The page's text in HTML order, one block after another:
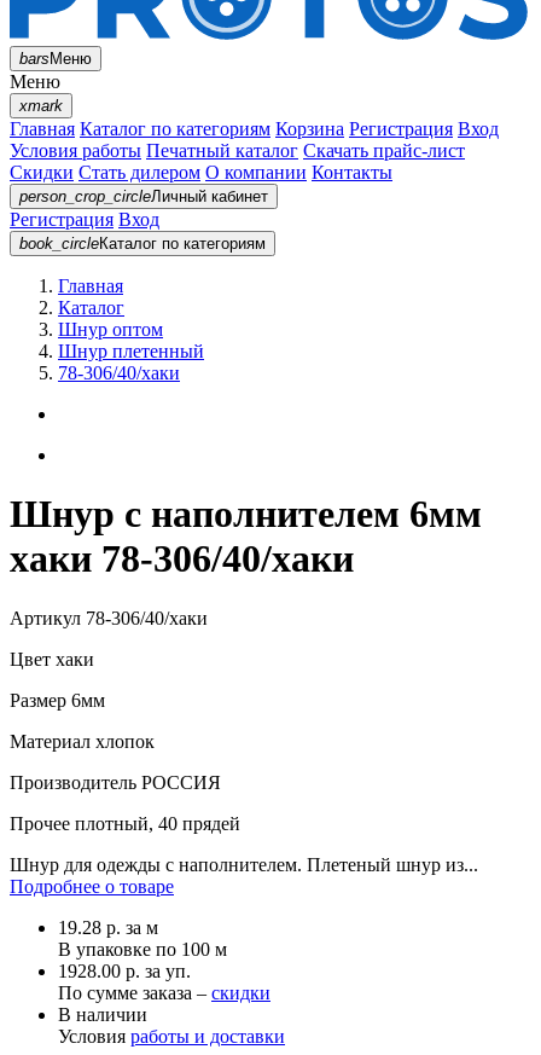
barsМеню
Меню
xmark
Главная Каталог по категориям Корзина Регистрация Вход
Условия работы Печатный каталог Скачать прайс-лист
Скидки Стать дилером О компании Контакты
person_crop_circleЛичный кабинет
Регистрация Вход
book_circleКаталог по категориям
Главная
Каталог
Шнур оптом
Шнур плетенный
78-306/40/хаки
Шнур с наполнителем 6мм
хаки 78-306/40/хаки
Артикул 78-306/40/хаки
Цвет хаки
Размер 6мм
Материал хлопок
Производитель РОССИЯ
Прочее плотный, 40 прядей
Шнур для одежды с наполнителем. Плетеный шнур из...
Подробнее о товаре
19.28 р. за м
В упаковке по 100 м
1928.00 р. за уп.
По сумме заказа – скидки
В наличии
Условия работы и доставки